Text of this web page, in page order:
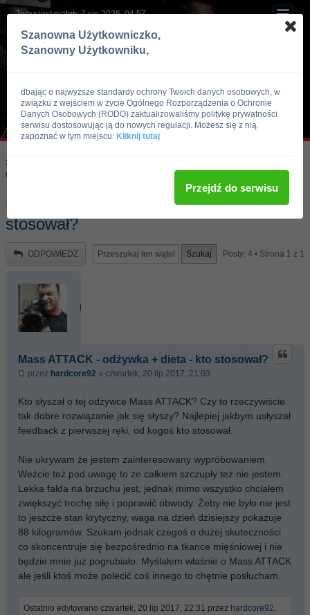
Teraz jest piątek, 7 sie 2026, 04:57
Skocz do:
Odżywki i suplementy
Mass ATTACK - odżywka + dieta - kto
stosował?
ODPOWIEDZ Posty: 4 • Strona 1 z 1
Mass ATTACK - odżywka + dieta - kto stosował?
przez hardcore92 » czwartek, 20 lip 2017, 21:03
Kto słyszał o tej odżywce Mass ATTACK? Czy to rzeczywiście
tak dobre rozwiązanie jak się słyszy? Najlepiej jakbym usłyszał
feedback z pierwszej ręki, od kogoś kto stosował.
Nie ukrywam że jestem zainteresowany wypróbowaniem.
Weźcie też pod uwagę to że całkiem szczupły też nie jestem.
Lekka fałda na brzuchu jest, jednak mimo wszystko chciałem
zwiększyć trochę siłę i poprawić obwody. Żeby nie było nie jest
to jeszcze stan krytyczny, waga na dzień dzisiejszy pokazuje
88 kilogramów. Szukam jednak czegoś o dużej skuteczności
co skoncentruje się bezpośrednio na tkance mięśniowej i nie
będzie mnie już pogrubiało. Myślałem właśnie o Mass ATTACK
ale jeśli ktoś może polecić coś innego to chętnie posłucham.
Ostatnio edytowano czwartek, 20 lip 2017, 22:31 przez hardcore92,
Szanowna Użytkowniczko,
Szanowny Użytkowniku,
dbając o najwyższe standardy ochrony Twoich danych osobowych, w
związku z wejściem w życie Ogólnego Rozporządzenia o Ochronie
Danych Osobowych (RODO) zaktualizowaliśmy politykę prywatności
serwisu dostosowując ją do nowych regulacji. Możesz się z nią
zapoznać w tym miejscu: Kliknij tutaj
Przejdź do serwisu